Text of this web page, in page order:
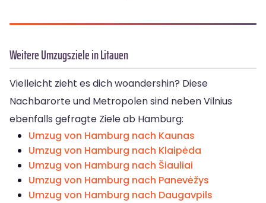
Weitere Umzugsziele in Litauen
Vielleicht zieht es dich woandershin? Diese
Nachbarorte und Metropolen sind neben Vilnius
ebenfalls gefragte Ziele ab Hamburg:
Umzug von Hamburg nach Kaunas
Umzug von Hamburg nach Klaipėda
Umzug von Hamburg nach Šiauliai
Umzug von Hamburg nach Panevėžys
Umzug von Hamburg nach Daugavpils